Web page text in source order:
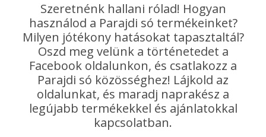
Szeretnénk hallani rólad! Hogyan
használod a Parajdi só termékeinket?
Milyen jótékony hatásokat tapasztaltál?
Oszd meg velünk a történetedet a
Facebook oldalunkon, és csatlakozz a
Parajdi só közösséghez! Lájkold az
oldalunkat, és maradj naprakész a
legújabb termékekkel és ajánlatokkal
kapcsolatban.